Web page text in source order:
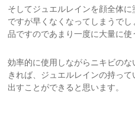
そしてジュエルレインを顔全体
ですが早くなくなってしまうで
品ですのであまり一度に大量に使
効率的に使用しながらニキビの
きれば、ジュエルレインの持っ
出すことができると思います。